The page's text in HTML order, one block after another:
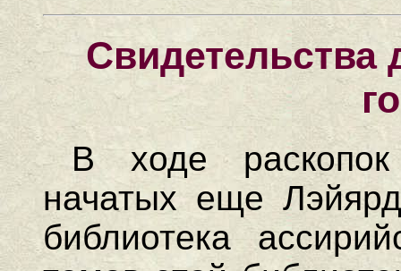
Свидетельства
В ходе
начатых еще
библиотека